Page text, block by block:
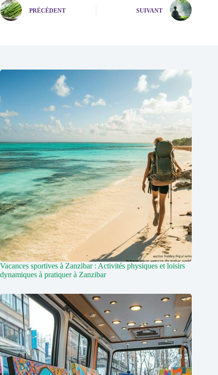
PRÉCÉDENT SUIVANT
Vacances sportives à Zanzibar : Activités physiques et loisirs
dynamiques à pratiquer à Zanzibar